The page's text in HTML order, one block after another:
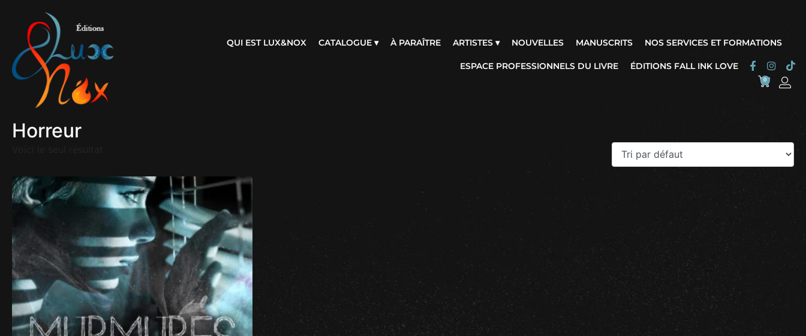
QUI EST LUX&NOX CATALOGUE ▾ À PARAÎTRE ARTISTES ▾ NOUVELLES MANUSCRITS NOS SERVICES ET FORMATIONS
ESPACE PROFESSIONNELS DU LIVRE ÉDITIONS FALL INK LOVE
0
Horreur